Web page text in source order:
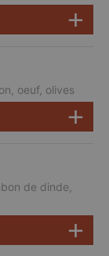
oeuf, olives
de dinde,